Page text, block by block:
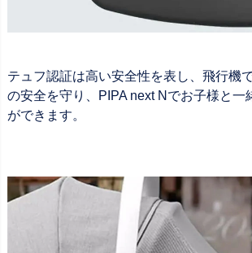
テュフ認証は高い安全性を表し、飛行機
の安全を守り、PIPA next Nでお子様と一
ができます。